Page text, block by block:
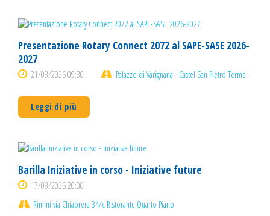
Presentazione Rotary Connect 2072 al SAPE-SASE 2026-
2027
21/03/2026 09:30 Palazzo di Varignana - Castel San Pietro Terme
Leggi di più
Barilla Iniziative in corso - Iniziative future
17/03/2026 20:00
Rimini via Chiabrera 34/c Ristorante Quarto Piano